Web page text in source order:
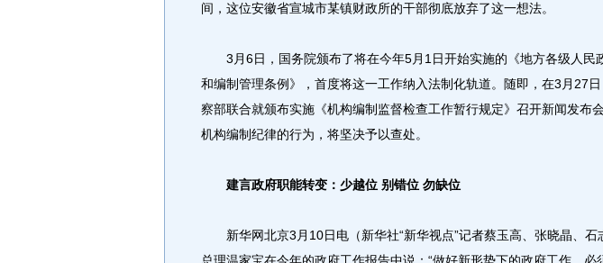
间，这位安徽省宣城市某镇财政所的干部彻底放弃了这一想法。
3月6日，国务院颁布了将在今年5月1日开始实施的《地方各级人民
和编制管理条例》，首度将这一工作纳入法制化轨道。随即，在3月27
察部联合就颁布实施《机构编制监督检查工作暂行规定》召开新闻发布
机构编制纪律的行为，将坚决予以查处。
建言政府职能转变：少越位 别错位 勿缺位
新华网北京3月10日电（新华社“新华视点”记者蔡玉高、张晓晶、石